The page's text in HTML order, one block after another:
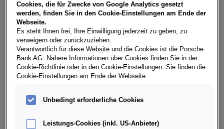
Als ersten Schritt wählen Sie bitte Ihr persönliches
Wunschbudget pro Monat aus. Je nach Möglichkeit
definieren Sie per Schieberegler die Höhe Ihres Budgets und
wählen im Anschluss die gewünschte Art der Finanzierung,
die Laufzeit, Kilometer pro Jahr und die Höhe der
Eigenleistung. Danach werden Ihnen alle Fahrzeuge
angezeigt, die den gewählten Suchkriterien entsprechen.
nun Ihre Wunschmarke auswählen und auch gleich das
gewünschte Modell. Mit einem Klick auf Fahrzeugdetails
Cookies, die für Zwecke von Google Analytics gesetzt
werden, finden Sie in den Cookie-Einstellungen am Ende der
Webseite.
Es steht Ihnen frei, Ihre Einwilligung jederzeit zu geben, zu
verweigern oder zurückzuziehen.
Verantwortlich für diese Website und die Cookies ist die Porsche
Bank AG. Nähere Informationen über Cookies finden Sie in der
Cookie-Richtlinie oder in den Cookie-Einstellungen. Sie finden die
Cookie-Einstellungen am Ende der Webseite.
Unbedingt erforderliche Cookies
Leistungs-Cookies (inkl. US-Anbieter)